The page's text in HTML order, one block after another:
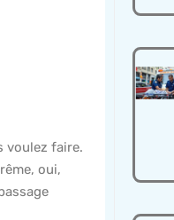
voulez faire.
oui,